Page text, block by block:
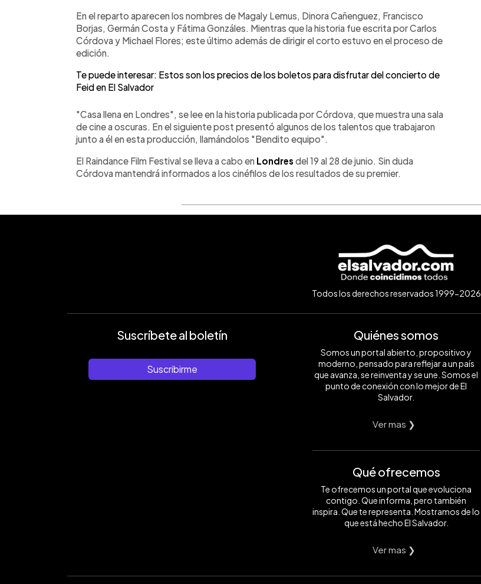
En el reparto aparecen los nombres de Magaly Lemus, Dinora Cañenguez, Francisco
Borjas, Germán Costa y Fátima Gonzáles. Mientras que la historia fue escrita por Carlos
Córdova y Michael Flores; este último además de dirigir el corto estuvo en el proceso de
edición.
Te puede interesar: Estos son los precios de los boletos para disfrutar del concierto de
Feid en El Salvador
"Casa llena en Londres", se lee en la historia publicada por Córdova, que muestra una sala
de cine a oscuras. En el siguiente post presentó algunos de los talentos que trabajaron
junto a él en esta producción, llamándolos "Bendito equipo".
El Raindance Film Festival se lleva a cabo en Londres del 19 al 28 de junio. Sin duda
Córdova mantendrá informados a los cinéfilos de los resultados de su premier.
Todos los derechos reservados 1999-2026
Suscríbete al boletín
Suscribirme
Quiénes somos
Somos un portal abierto, propositivo y
moderno, pensado para reflejar a un país
que avanza, se reinventa y se une. Somos el
punto de conexión con lo mejor de El
Salvador.
Ver mas ❯
Qué ofrecemos
Te ofrecemos un portal que evoluciona
contigo. Que informa, pero también
inspira. Que te representa. Mostramos de lo
que está hecho El Salvador.
Ver mas ❯